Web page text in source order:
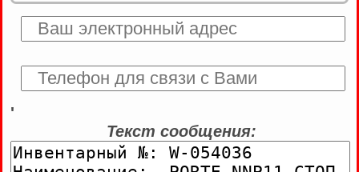
'
Текст сообщения: